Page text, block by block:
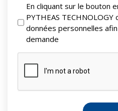
En cliquant sur le bouton
PYTHEAS
données personnelles
demande